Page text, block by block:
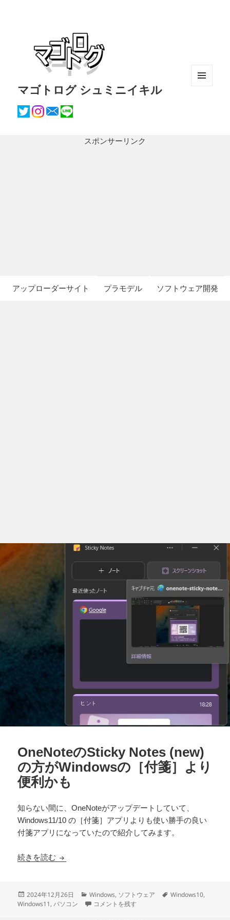
マゴトログ シュミニイキル
スポンサーリンク
アップローダーサイト プラモデル ソフトウェア開発
OneNoteのSticky Notes (new)
の方がWindowsの［付箋］より
便利かも
知らない間に、OneNoteがアップデートしていて、
Windows11/10 の［付箋］アプリよりも使い勝手の良い
付箋アプリになっていたので紹介してみます。
続きを読む OneNoteのSticky Notes (new) の方がWindowsの
投
稿
2024年12月26日
カ
テ
Windows, ソフトウェア
タ
Windows10,
Windows11,パソコン OneNoteのSticky Notes (new) の方がWindows
コメントを残す